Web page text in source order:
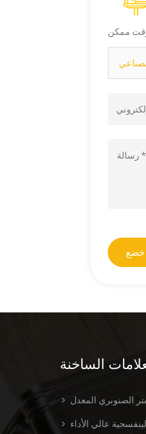
خضع
الساخنة
الصنوبري المعدل
عالي الأداء